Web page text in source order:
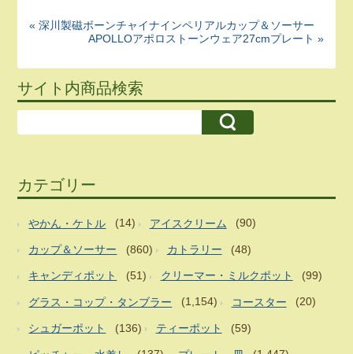
« 深川製磁ボーンチャイナインペリアルカップ＆ソーサー
APOLLOアポロストーンウェア27cmプレート »
サイト内商品検索
カテゴリー
やかん・ケトル (14) アイスクリーム (90)
カップ＆ソーサー (860) カトラリー (48)
キャンディポット (51) クリーマー・ミルクポット (99)
グラス・コップ・タンブラー (1,154) コースター (20)
シュガーポット (136) ティーポット (59)